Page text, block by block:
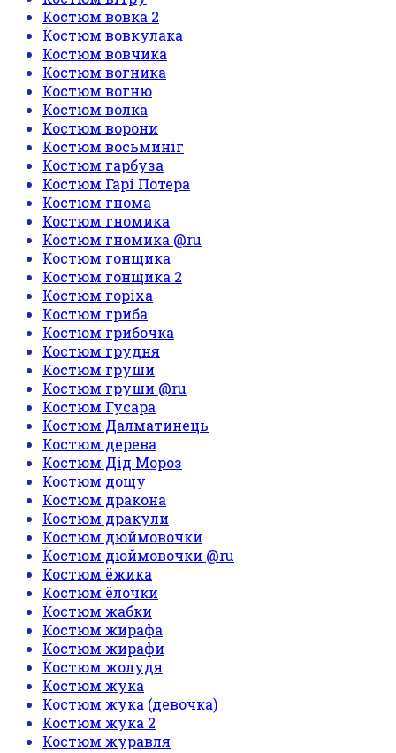
Костюм вовка 2
Костюм вовкулака
Костюм вовчика
Костюм вогника
Костюм вогню
Костюм волка
Костюм ворони
Костюм восьминіг
Костюм гарбуза
Костюм Гарі Потера
Костюм гнома
Костюм гномика
Костюм гномика @ru
Костюм гонщика
Костюм гонщика 2
Костюм горіха
Костюм гриба
Костюм грибочка
Костюм грудня
Костюм груши
Костюм груши @ru
Костюм Гусара
Костюм Далматинець
Костюм дерева
Костюм Дід Мороз
Костюм дощу
Костюм дракона
Костюм дракули
Костюм дюймовочки
Костюм дюймовочки @ru
Костюм ёжика
Костюм ёлочки
Костюм жабки
Костюм жирафа
Костюм жирафи
Костюм жолудя
Костюм жука
Костюм жука (девочка)
Костюм жука 2
Костюм журавля